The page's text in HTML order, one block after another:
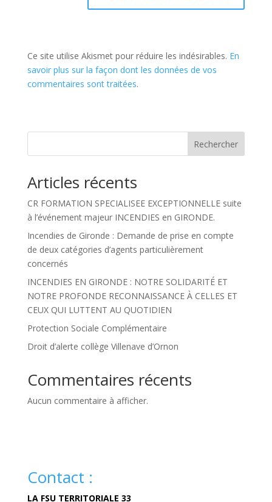
Ce site utilise Akismet pour réduire les indésirables. En
savoir plus sur la façon dont les données de vos
commentaires sont traitées.
Rechercher
Articles récents
CR FORMATION SPECIALISEE EXCEPTIONNELLE suite
à l’événement majeur INCENDIES en GIRONDE.
Incendies de Gironde : Demande de prise en compte
de deux catégories d’agents particulièrement
concernés
INCENDIES EN GIRONDE : NOTRE SOLIDARITÉ ET
NOTRE PROFONDE RECONNAISSANCE À CELLES ET
CEUX QUI LUTTENT AU QUOTIDIEN
Protection Sociale Complémentaire
Droit d’alerte collège Villenave d’Ornon
Commentaires récents
Aucun commentaire à afficher.
Contact :
LA FSU TERRITORIALE 33